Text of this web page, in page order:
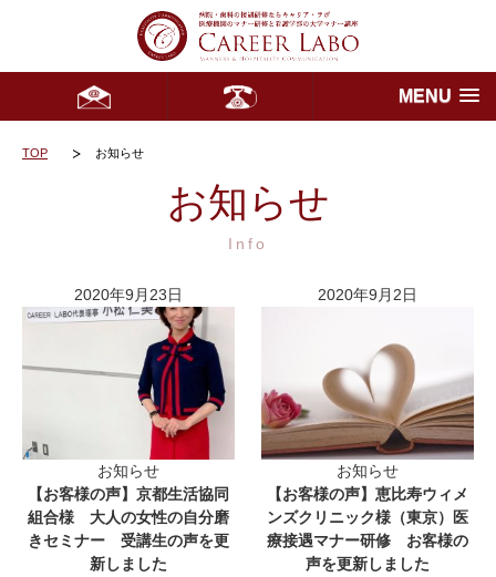
MENU
TOP お知らせ
お知らせ
Info
2020年9月23日
お知らせ
【お客様の声】京都生活協同
組合様 大人の女性の自分磨
きセミナー 受講生の声を更
新しました
2020年9月2日
お知らせ
【お客様の声】恵比寿ウィメ
ンズクリニック様（東京）医
療接遇マナー研修 お客様の
声を更新しました